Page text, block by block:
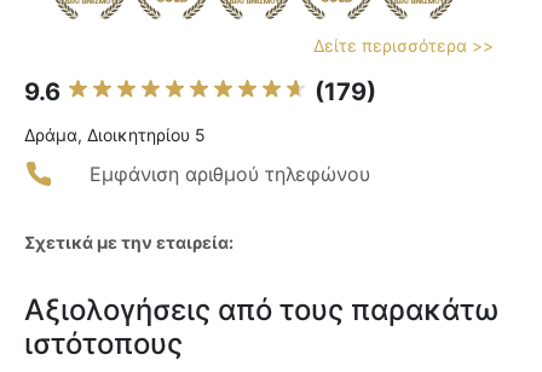
Δείτε περισσότερα >>
9.6 (179)
Δράμα, Διοικητηρίου 5
Εμφάνιση αριθμού τηλεφώνου
Σχετικά με την εταιρεία:
Αξιολογήσεις από τους παρακάτω
ιστότοπους